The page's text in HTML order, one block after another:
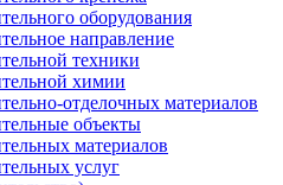
оборудования
направление
техники
химии
отделочных материалов
объекты
материалов
услуг